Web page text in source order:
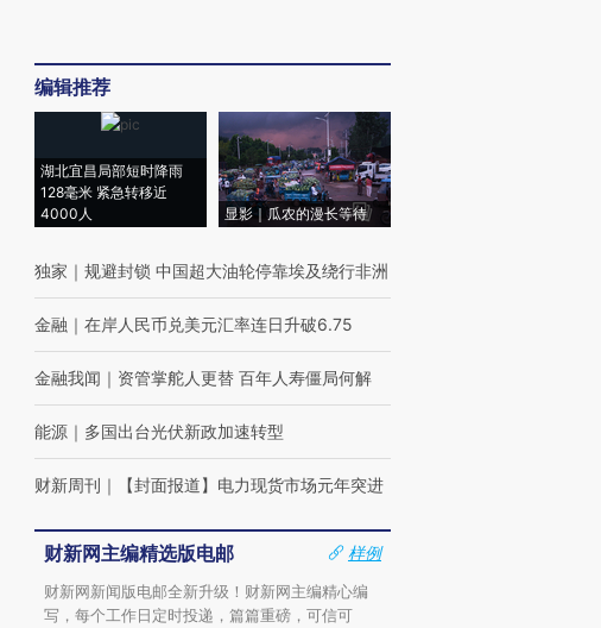
编辑推荐
湖北宜昌局部短时降雨
128毫米 紧急转移近
4000人
显影｜瓜农的漫长等待
独家 ｜ 规避封锁 中国超大油轮停靠埃及绕行非洲
金融 ｜ 在岸人民币兑美元汇率连日升破6.75
金融我闻 ｜ 资管掌舵人更替 百年人寿僵局何解
能源 ｜ 多国出台光伏新政加速转型
财新周刊 ｜ 【封面报道】电力现货市场元年突进
财新网主编精选版电邮
样例
财新网新闻版电邮全新升级！财新网主编精心编
写，每个工作日定时投递，篇篇重磅，可信可